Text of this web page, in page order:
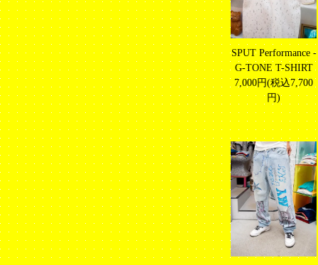
SPUT Performance -
G-TONE T-SHIRT
7,000円(税込7,700
円)